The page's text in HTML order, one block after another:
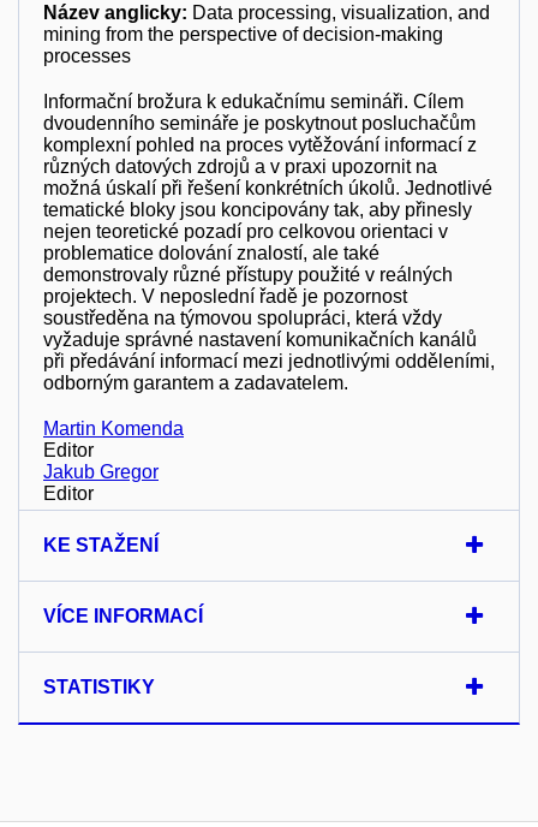
Název anglicky: Data processing, visualization, and
mining from the perspective of decision-making
processes
Informační brožura k edukačnímu semináři. Cílem
dvoudenního semináře je poskytnout posluchačům
komplexní pohled na proces vytěžování informací z
různých datových zdrojů a v praxi upozornit na
možná úskalí při řešení konkrétních úkolů. Jednotlivé
tematické bloky jsou koncipovány tak, aby přinesly
nejen teoretické pozadí pro celkovou orientaci v
problematice dolování znalostí, ale také
demonstrovaly různé přístupy použité v reálných
projektech. V neposlední řadě je pozornost
soustředěna na týmovou spolupráci, která vždy
vyžaduje správné nastavení komunikačních kanálů
při předávání informací mezi jednotlivými odděleními,
odborným garantem a zadavatelem.
Martin Komenda
Editor
Jakub Gregor
Editor
KE STAŽENÍ
VÍCE INFORMACÍ
STATISTIKY